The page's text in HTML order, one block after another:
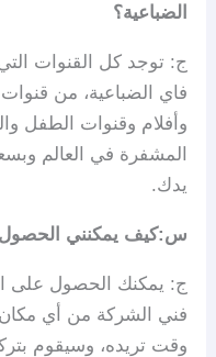
الضباعية؟
ج: توجد كل القنوات
فاي الضباعية، من
وأفلام وقنوات الطفل
المشفرة في العالم
يدك.
س:كيف يمكنني الحصول
ج: يمكنك الحصول على
فني الشركة من أي
وقت تريده، وسيقوم